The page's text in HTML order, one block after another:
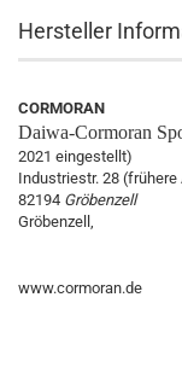
Hersteller
CORMORAN
Daiwa-Cormoran
2021 eingestellt)
Industriestr. 28
82194 Gröbenzell
Gröbenzell,
www.cormoran.de